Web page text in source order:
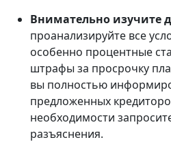
Внимательно изучите
проанализируйте все
особенно процентные
штрафы за просрочку
вы полностью
предложенных
необходимости
разъяснения.